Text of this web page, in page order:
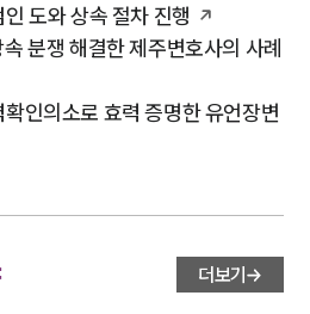
도와 상속 절차 진행
분쟁 해결한 제주변호사의 사례
인의소로 효력 증명한 유언장변
더보기